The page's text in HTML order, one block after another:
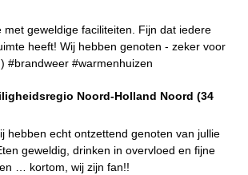
met geweldige faciliteiten. Fijn dat iedere
heeft! Wij hebben genoten - zeker voor
#brandweer #warmenhuizen
Noord-Holland Noord (34
hebben echt ontzettend genoten van jullie
geweldig, drinken in overvloed en fijne
… kortom, wij zijn fan!!